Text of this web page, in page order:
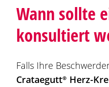
Wann sollte
konsultiert
Falls Ihre
Crataegutt® Herz-